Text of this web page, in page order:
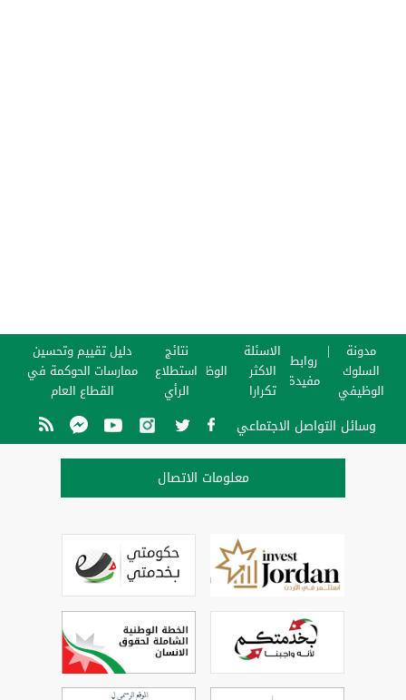
مدونة
السلوك
الوظيفي
روابط
مفيدة
الاسئلة
الاكثر
تكرارا
الوظائف
نتائج
استطلاع
الرأي
دليل تقييم وتحسين
ممارسات الحوكمة في
القطاع العام
وسائل التواصل الاجتماعي
معلومات الاتصال